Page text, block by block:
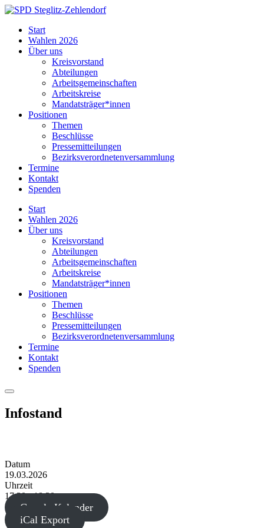
Skip
content
Steglitz-
Zehlendorf
Start
Wahlen 2026
Über uns
Kreisvorstand
Abteilungen
Arbeitsgemeinschaften
Arbeitskreise
Mandatsträger*innen
Positionen
Themen
Beschlüsse
Pressemitteilungen
Bezirksverordnetenversammlung
Termine
Kontakt
Spenden
Start
Wahlen 2026
Über uns
Kreisvorstand
Abteilungen
Arbeitsgemeinschaften
Arbeitskreise
Mandatsträger*innen
Positionen
Themen
Beschlüsse
Pressemitteilungen
Bezirksverordnetenversammlung
Termine
Kontakt
Spenden
Menu
Infostand
Datum
19.03.2026
Uhrzeit
17:30 - 18:30
Google Kalender
iCal Export